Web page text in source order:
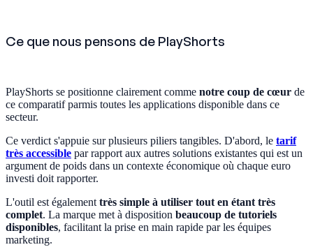
Ce que nous pensons de PlayShorts
PlayShorts se positionne clairement comme notre coup de cœur de
ce comparatif parmis toutes les applications disponible dans ce
secteur.
Ce verdict s'appuie sur plusieurs piliers tangibles. D'abord, le tarif
très accessible par rapport aux autres solutions existantes qui est un
argument de poids dans un contexte économique où chaque euro
investi doit rapporter.
L'outil est également très simple à utiliser tout en étant très
complet. La marque met à disposition beaucoup de tutoriels
disponibles, facilitant la prise en main rapide par les équipes
marketing.